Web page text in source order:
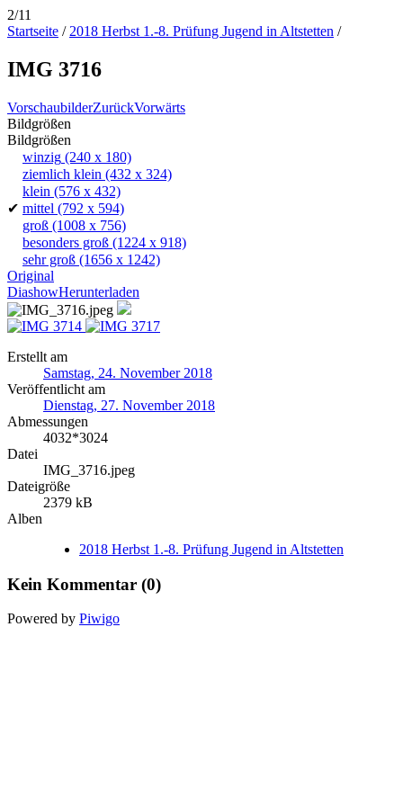
2/11
Startseite / 2018 Herbst 1.-8. Prüfung Jugend in Altstetten /
IMG 3716
VorschaubilderZurückVorwärts
Bildgrößen
Bildgrößen
winzig (240 x 180)
ziemlich klein (432 x 324)
klein (576 x 432)
✔ mittel (792 x 594)
groß (1008 x 756)
besonders groß (1224 x 918)
sehr groß (1656 x 1242)
Original
DiashowHerunterladen
Erstellt am
Samstag, 24. November 2018
Veröffentlicht am
Dienstag, 27. November 2018
Abmessungen
4032*3024
Datei
IMG_3716.jpeg
Dateigröße
2379 kB
Alben
2018 Herbst 1.-8. Prüfung Jugend in Altstetten
Kein Kommentar (0)
Powered by Piwigo